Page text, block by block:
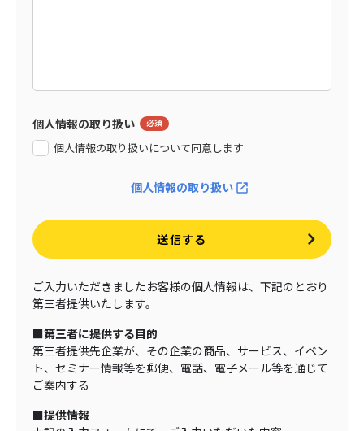
個人情報の取り扱い
個人情報の取り扱いについて同意します
個人情報の取り扱い
送信する
ご入力いただきましたお客様の個人情報は、下記のとおり
第三者提供いたします。
■第三者に提供する目的
第三者提供先企業が、その企業の商品、サービス、イベン
ト、セミナー情報等を郵便、電話、電子メール等を通じて
ご案内する
■提供情報